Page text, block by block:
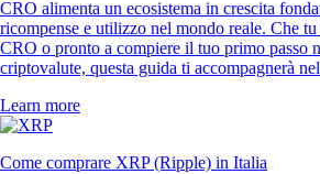
CRO alimenta un ecosistema in crescita
ricompense e utilizzo nel mondo reale. Che
CRO o pronto a compiere il tuo primo passo
criptovalute, questa guida ti accompagnerà
Learn more
Come comprare XRP (Ripple) in Italia